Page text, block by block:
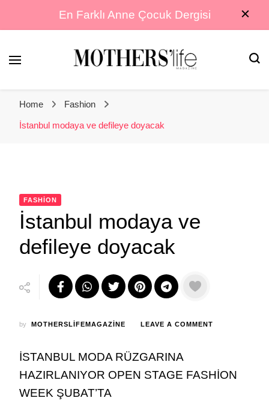
En Farklı Anne Çocuk Dergisi
Mothers Life
Magazine
Home Fashion
İstanbul modaya ve defileye doyacak
FASHION
İstanbul modaya ve
defileye doyacak
by MOTHERSLIFEMAGAZINE LEAVE A COMMENT
DEFILEYE
DOYACAK
İSTANBUL MODA RÜZGARINA
HAZIRLANIYOR OPEN STAGE FASHİON
WEEK ŞUBAT’TA